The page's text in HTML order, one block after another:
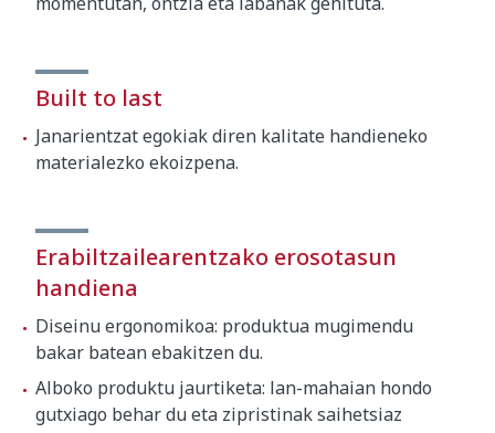
Built to last
Janarientzat egokiak diren kalitate handieneko
materialezko ekoizpena.
Erabiltzailearentzako erosotasun
handiena
Diseinu ergonomikoa: produktua mugimendu
bakar batean ebakitzen du.
Alboko produktu jaurtiketa: lan-mahaian hondo
gutxiago behar du eta zipristinak saihetsiaz